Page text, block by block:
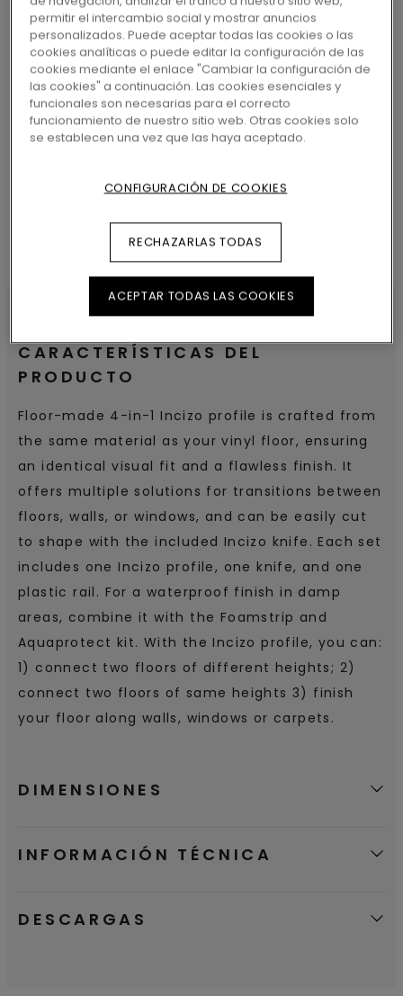
MÁS CERCANO
BUSCAR
CARACTERÍSTICAS DEL
PRODUCTO
Floor-made 4-in-1 Incizo profile is crafted from
the same material as your vinyl floor, ensuring
an identical visual fit and a flawless finish. It
offers multiple solutions for transitions between
floors, walls, or windows, and can be easily cut
to shape with the included Incizo knife. Each set
includes one Incizo profile, one knife, and one
plastic rail. For a waterproof finish in damp
areas, combine it with the Foamstrip and
Aquaprotect kit. With the Incizo profile, you can:
1) connect two floors of different heights; 2)
connect two floors of same heights 3) finish
your floor along walls, windows or carpets.
DIMENSIONES
INFORMACIÓN TÉCNICA
DESCARGAS
permitir el intercambio social y mostrar anuncios
personalizados. Puede aceptar todas las cookies o las
cookies analíticas o puede editar la configuración de las
cookies mediante el enlace "Cambiar la configuración de
las cookies" a continuación. Las cookies esenciales y
funcionales son necesarias para el correcto
funcionamiento de nuestro sitio web. Otras cookies solo
se establecen una vez que las haya aceptado.
CONFIGURACIÓN DE COOKIES
RECHAZARLAS TODAS
ACEPTAR TODAS LAS COOKIES